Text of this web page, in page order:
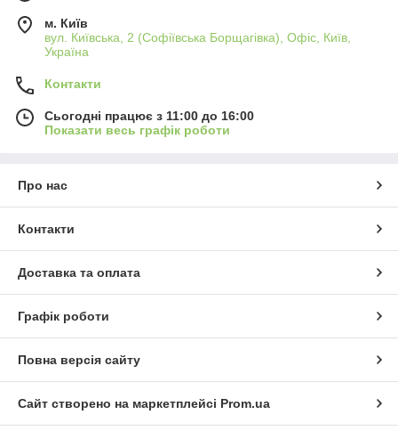
м. Київ
вул. Київська, 2 (Софіївська Борщагівка), Офіс, Київ,
Україна
Контакти
Сьогодні працює з 11:00 до 16:00
Показати весь графік роботи
Про нас
Контакти
Доставка та оплата
Графік роботи
Повна версія сайту
Сайт створено на маркетплейсі Prom.ua